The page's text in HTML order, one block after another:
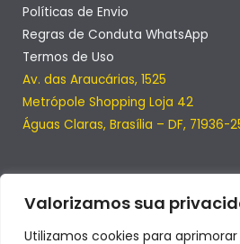
Valorizamos sua
Utilizamos cookies para
Políticas de Envio
Regras de Conduta WhatsApp
Termos de Uso
Av. das Araucárias, 1525
Metrópole Shopping Loja 42
Águas Claras, Brasília – DF, 71936-